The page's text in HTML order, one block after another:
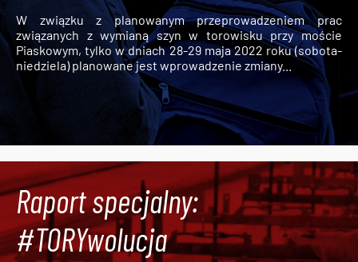
W związku z planowanym przeprowadzeniem prac
związanych z wymianą szyn w torowisku przy moście
Piaskowym, tylko w dniach 28-29 maja 2022 roku (sobota-
niedziela) planowane jest wprowadzenie zmiany...
Raport specjalny:
#TORYwolucja